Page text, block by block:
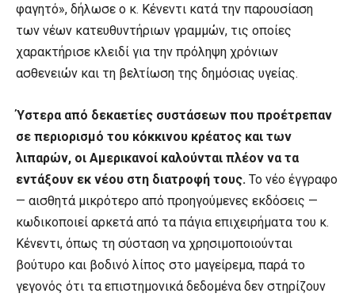
φαγητό», δήλωσε ο κ. Κένεντι κατά την παρουσίαση
των νέων κατευθυντήριων γραμμών, τις οποίες
χαρακτήρισε κλειδί για την πρόληψη χρόνιων
ασθενειών και τη βελτίωση της δημόσιας υγείας.
Ύστερα από δεκαετίες συστάσεων που προέτρεπαν
σε περιορισμό του κόκκινου κρέατος και των
λιπαρών, οι Αμερικανοί καλούνται πλέον να τα
εντάξουν εκ νέου στη διατροφή τους. Το νέο έγγραφο
— αισθητά μικρότερο από προηγούμενες εκδόσεις —
κωδικοποιεί αρκετά από τα πάγια επιχειρήματα του κ.
Κένεντι, όπως τη σύσταση να χρησιμοποιούνται
βούτυρο και βοδινό λίπος στο μαγείρεμα, παρά το
γεγονός ότι τα επιστημονικά δεδομένα δεν στηρίζουν